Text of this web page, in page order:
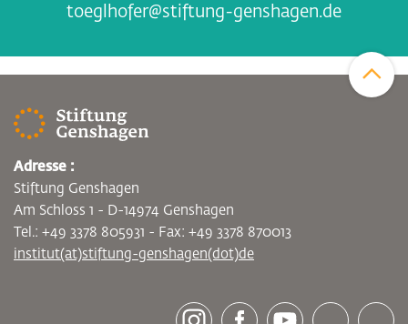
toeglhofer@stiftung-genshagen.de
Zum
[socialLinksTitle]
Adresse :
Stiftung Genshagen
Am Schloss 1 - D-14974 Genshagen
Tel.: +49 3378 805931 - Fax: +49 3378 870013
institut(at)stiftung-genshagen(dot)de